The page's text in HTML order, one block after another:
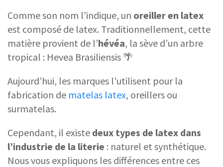
Comme son nom l'indique, un oreiller en latex
est composé de latex. Traditionnellement, cette
matière provient de l’hévéa, la sève d’un arbre
tropical : Hevea Brasiliensis 🌴
Aujourd’hui, les marques l’utilisent pour la
fabrication de matelas latex, oreillers ou
surmatelas.
Cependant, il existe deux types de latex dans
l’industrie de la literie : naturel et synthétique.
Nous vous expliquons les différences entre ces